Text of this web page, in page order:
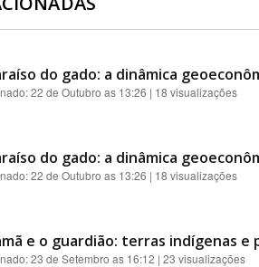
do gado: a dinâmica
22 de Outubro as 13:26 | 18 visualizações
do gado: a dinâmica
22 de Outubro as 13:26 | 18 visualizações
e o guardião: terras indígenas
23 de Setembro as 16:12 | 23 visualizações